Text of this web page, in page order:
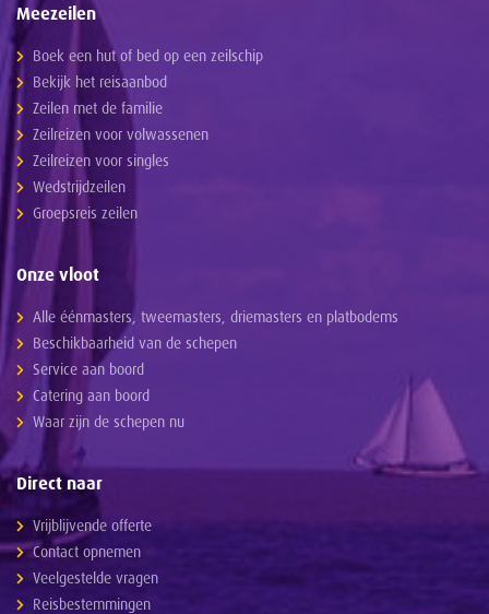
Meezeilen
Boek een hut of bed op een zeilschip
Bekijk het reisaanbod
Zeilen met de familie
Zeilreizen voor volwassenen
Zeilreizen voor singles
Wedstrijdzeilen
Groepsreis zeilen
Onze vloot
Alle éénmasters, tweemasters, driemasters en platbodems
Beschikbaarheid van de schepen
Service aan boord
Catering aan boord
Waar zijn de schepen nu
Direct naar
Vrijblijvende offerte
Contact opnemen
Veelgestelde vragen
Reisbestemmingen